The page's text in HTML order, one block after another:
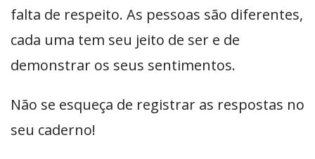
falta de respeito. As pessoas são diferentes,
cada uma tem seu jeito de ser e de
demonstrar os seus sentimentos.
Não se esqueça de registrar as respostas no
seu caderno!